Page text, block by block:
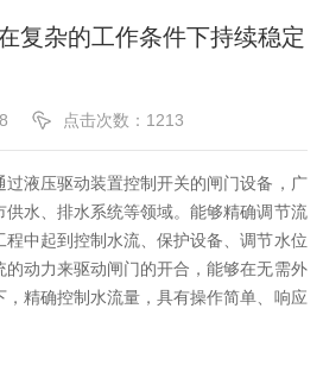
复杂的工作条件下持续稳定
点击次数：1213
液压驱动装置控制开关的闸门设备，广
水、排水系统等领域。能够精确调节流
中起到控制水流、保护设备、调节水位
动力来驱动闸门的开合，能够在无需外
精确控制水流量，具有操作简单、响应